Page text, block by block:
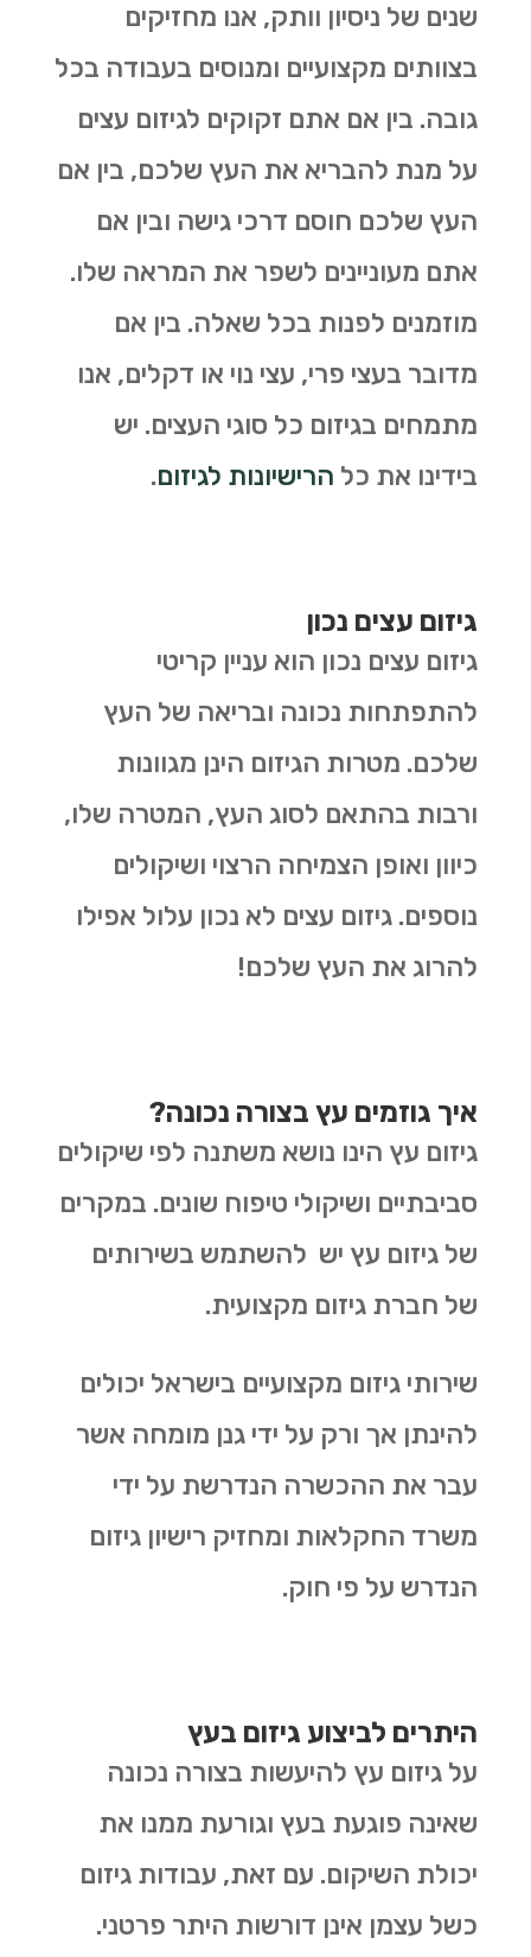
שנים של ניסיון וותק, אנו מחזיקים
בצוותים מקצועיים ומנוסים בעבודה בכל
גובה. בין אם אתם זקוקים לגיזום עצים
על מנת להבריא את העץ שלכם, בין אם
העץ שלכם חוסם דרכי גישה ובין אם
אתם מעוניינים לשפר את המראה שלו.
מוזמנים לפנות בכל שאלה. בין אם
מדובר בעצי פרי, עצי נוי או דקלים, אנו
מתמחים בגיזום כל סוגי העצים. יש
בידינו את כל הרישיונות לגיזום.
גיזום עצים נכון
גיזום עצים נכון הוא עניין קריטי
להתפתחות נכונה ובריאה של העץ
שלכם. מטרות הגיזום הינן מגוונות
ורבות בהתאם לסוג העץ, המטרה שלו,
כיוון ואופן הצמיחה הרצוי ושיקולים
נוספים. גיזום עצים לא נכון עלול אפילו
להרוג את העץ שלכם!
איך גוזמים עץ בצורה נכונה?
גיזום עץ הינו נושא משתנה לפי שיקולים
סביבתיים ושיקולי טיפוח שונים. במקרים
של גיזום עץ יש להשתמש בשירותים
של חברת גיזום מקצועית.
שירותי גיזום מקצועיים בישראל יכולים
להינתן אך ורק על ידי גנן מומחה אשר
עבר את ההכשרה הנדרשת על ידי
משרד החקלאות ומחזיק רישיון גיזום
הנדרש על פי חוק.
היתרים לביצוע גיזום בעץ
על גיזום עץ להיעשות בצורה נכונה
שאינה פוגעת בעץ וגורעת ממנו את
יכולת השיקום. עם זאת, עבודות גיזום
כשל עצמן אינן דורשות היתר פרטני.